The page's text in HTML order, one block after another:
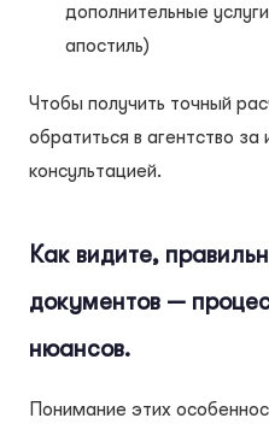
дополнительные
апостиль)
Чтобы получить точный
обратиться в агентство за
консультацией.
Как видите,
документов —
нюансов.
Понимание этих